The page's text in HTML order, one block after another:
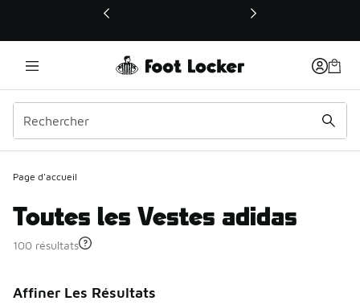
Ce lien ouvrira une nouvelle fenêtre
Page d'accueil
Toutes les Vestes adidas
100 résultats
Affiner Les Résultats